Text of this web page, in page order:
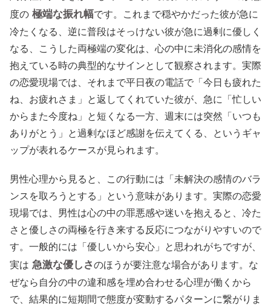
度の 極端な振れ幅です。これまで穏やかだった彼が急に
冷たくなる、逆に普段はそっけない彼が急に過剰に優しく
なる、こうした両極端の変化は、心の中に未消化の感情を
抱えている時の典型的なサインとして観察されます。実際
の恋愛現場では、それまで平日夜の電話で「今日も疲れた
ね、お疲れさま」と返してくれていた彼が、急に「忙しい
からまた今度ね」と短くなる一方、週末には突然「いつも
ありがとう」と過剰なほど感謝を伝えてくる、というギャ
ップが表れるケースが見られます。
男性心理から見ると、この行動には「未解決の感情のバラ
ンスを取ろうとする」という意味があります。実際の恋愛
現場では、男性は心の中の罪悪感や迷いを抱えると、冷た
さと優しさの両極を行き来する反応につながりやすいので
す。一般的には「優しいから安心」と思われがちですが、
実は 急激な優しさのほうが要注意な場合があります。な
ぜなら自分の中の違和感を埋め合わせる心理が働くから
で、結果的に短期間で態度が変動するパターンに繋がりま